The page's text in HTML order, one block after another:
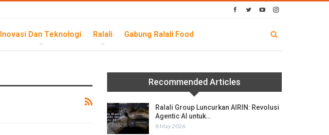
Inovasi Dan Teknologi Ralali Gabung Ralali Food
Recommended Articles
Ralali Group Luncurkan AIRIN: Revolusi
Agentic AI untuk…
8 May 2026